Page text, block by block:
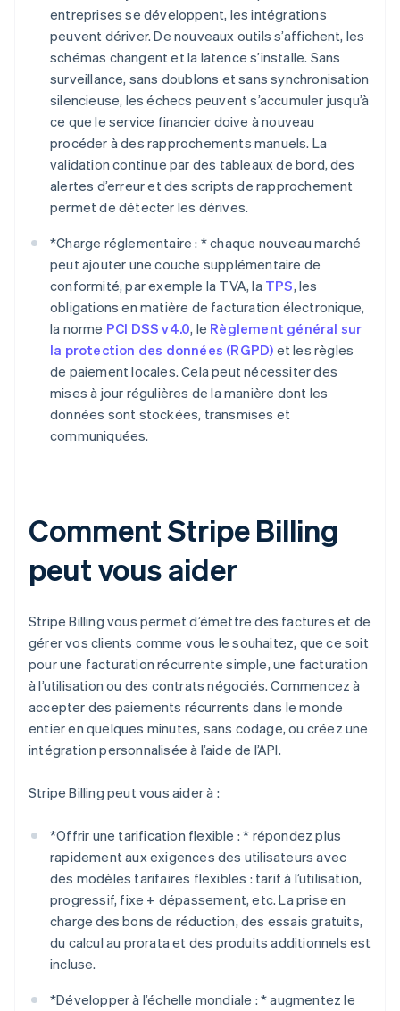
entreprises se développent, les intégrations
peuvent dériver. De nouveaux outils s’affichent, les
schémas changent et la latence s’installe. Sans
surveillance, sans doublons et sans synchronisation
silencieuse, les échecs peuvent s’accumuler jusqu’à
ce que le service financier doive à nouveau
procéder à des rapprochements manuels. La
validation continue par des tableaux de bord, des
alertes d’erreur et des scripts de rapprochement
permet de détecter les dérives.
*Charge réglementaire : *chaque nouveau marché
peut ajouter une couche supplémentaire de
conformité, par exemple la TVA, la TPS, les
obligations en matière de facturation électronique,
la norme PCI DSS v4.0, le Règlement général sur
la protection des données (RGPD) et les règles
de paiement locales. Cela peut nécessiter des
mises à jour régulières de la manière dont les
données sont stockées, transmises et
communiquées.
Comment Stripe Billing
peut vous aider
Stripe Billing vous permet d’émettre des factures et de
gérer vos clients comme vous le souhaitez, que ce soit
pour une facturation récurrente simple, une facturation
à l’utilisation ou des contrats négociés. Commencez à
accepter des paiements récurrents dans le monde
entier en quelques minutes, sans codage, ou créez une
intégration personnalisée à l’aide de l’API.
Stripe Billing peut vous aider à :
*Offrir une tarification flexible : * répondez plus
rapidement aux exigences des utilisateurs avec
des modèles tarifaires flexibles : tarif à l’utilisation,
progressif, fixe + dépassement, etc. La prise en
charge des bons de réduction, des essais gratuits,
du calcul au prorata et des produits additionnels est
incluse.
*Développer à l’échelle mondiale : *augmentez le